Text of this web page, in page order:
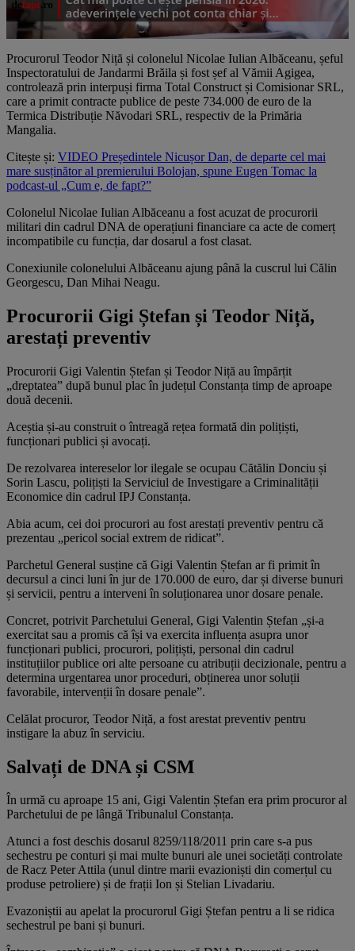
Procurorul Teodor Niță și colonelul Nicolae Iulian Albăceanu, șeful
Inspectoratului de Jandarmi Brăila și fost șef al Vămii Agigea,
controlează prin interpuși firma Total Construct și Comisionar SRL,
care a primit contracte publice de peste 734.000 de euro de la
Termica Distribuție Năvodari SRL, respectiv de la Primăria
Mangalia.
Citește și: VIDEO Președintele Nicușor Dan, de departe cel mai
mare susținător al premierului Bolojan, spune Eugen Tomac la
podcast-ul „Cum e, de fapt?”
Colonelul Nicolae Iulian Albăceanu a fost acuzat de procurorii
militari din cadrul DNA de operațiuni financiare ca acte de comerț
incompatibile cu funcția, dar dosarul a fost clasat.
Conexiunile colonelului Albăceanu ajung până la cuscrul lui Călin
Georgescu, Dan Mihai Neagu.
Procurorii Gigi Ștefan și Teodor Niță,
arestați preventiv
Procurorii Gigi Valentin Ștefan și Teodor Niță au împărțit
„dreptatea” după bunul plac în județul Constanța timp de aproape
două decenii.
Aceștia și-au construit o întreagă rețea formată din polițiști,
funcționari publici și avocați.
De rezolvarea intereselor lor ilegale se ocupau Cătălin Donciu și
Sorin Lascu, polițiști la Serviciul de Investigare a Criminalității
Economice din cadrul IPJ Constanța.
Abia acum, cei doi procurori au fost arestați preventiv pentru că
prezentau „pericol social extrem de ridicat”.
Parchetul General susține că Gigi Valentin Ștefan ar fi primit în
decursul a cinci luni în jur de 170.000 de euro, dar și diverse bunuri
și servicii, pentru a interveni în soluționarea unor dosare penale.
Concret, potrivit Parchetului General, Gigi Valentin Ștefan „și-a
exercitat sau a promis că își va exercita influența asupra unor
funcționari publici, procurori, polițiști, personal din cadrul
instituțiilor publice ori alte persoane cu atribuții decizionale, pentru a
determina urgentarea unor proceduri, obținerea unor soluții
favorabile, intervenții în dosare penale”.
Celălat procuror, Teodor Niță, a fost arestat preventiv pentru
instigare la abuz în serviciu.
Salvați de DNA și CSM
În urmă cu aproape 15 ani, Gigi Valentin Ștefan era prim procuror al
Parchetului de pe lângă Tribunalul Constanța.
Atunci a fost deschis dosarul 8259/118/2011 prin care s-a pus
sechestru pe conturi și mai multe bunuri ale unei societăți controlate
de Racz Peter Attila (unul dintre marii evazioniști din comerțul cu
produse petroliere) și de frații Ion și Stelian Livadariu.
Evazoniștii au apelat la procurorul Gigi Ștefan pentru a li se ridica
sechestrul pe bani și bunuri.